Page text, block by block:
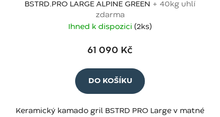
BSTRD.PRO LARGE ALPINE GREEN
+ 40kg uhlí
zdarma
Ihned k dispozici (2 ks)
61 090 Kč
DO KOŠÍKU
Keramický kamado gril BSTRD PRO Large v matné